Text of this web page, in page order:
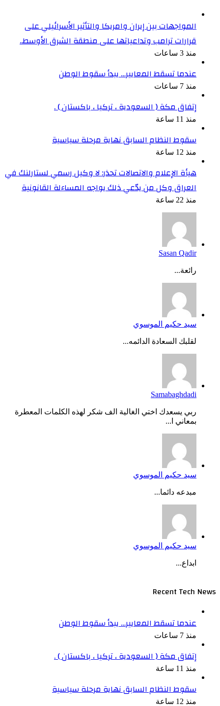
المواجهات بين إيران وامريكا والتأثير الأسرائيلي على
قرارات ترامب وتداعياتها على منطقة الشرق الأوسط..
منذ 3 ساعات
عندما تسقط المعايير… يبدأ سقوط الوطن
منذ 7 ساعات
إتفاق مكة ( السعودية ، تركيا ، باكستان ) .
منذ 11 ساعة
سقوط النظام السابق نهاية مرحلة سياسية
منذ 12 ساعة
هيأة الإعلام والاتصالات تحذر: لا وكيل رسمي لستارلنك في
العراق وكل من يدّعي ذلك يواجه المساءلة القانونية
منذ 22 ساعة
Sasan Qadir
رائعة...
سيد حكيم الموسوي
لقلبك السعادة الدائمه...
Samabaghdadi
ربي يسعدك اختي الغالية الف شكر لهذه الكلمات المعطرة
بمعاني ا...
سيد حكيم الموسوي
مبدعه دائما...
سيد حكيم الموسوي
ابداع...
Recent Tech News
عندما تسقط المعايير… يبدأ سقوط الوطن
منذ 7 ساعات
إتفاق مكة ( السعودية ، تركيا ، باكستان ) .
منذ 11 ساعة
سقوط النظام السابق نهاية مرحلة سياسية
منذ 12 ساعة